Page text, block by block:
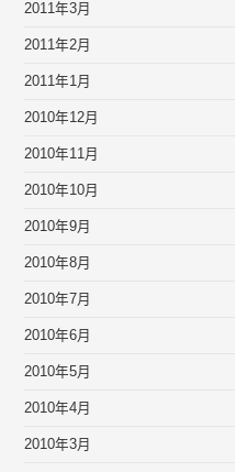
2011年3月
2011年2月
2011年1月
2010年12月
2010年11月
2010年10月
2010年9月
2010年8月
2010年7月
2010年6月
2010年5月
2010年4月
2010年3月